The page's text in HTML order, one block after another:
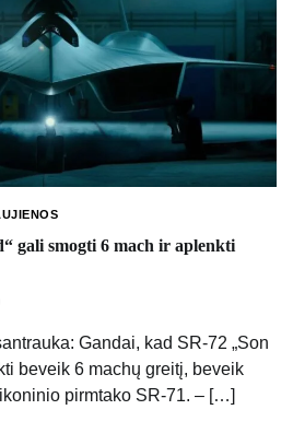
gali smogti 6 mach ir aplenkti
Gandai, kad SR-72 „Son
beveik 6 machų greitį, beveik
pirmtako SR-71. – […]